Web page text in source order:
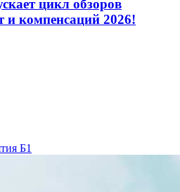
цикл обзоров
и компенсаций 2026!
Б1